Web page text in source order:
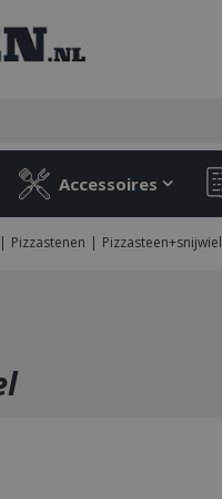
Pizzastenen Pizzasteen+snijwiel
Accessoires